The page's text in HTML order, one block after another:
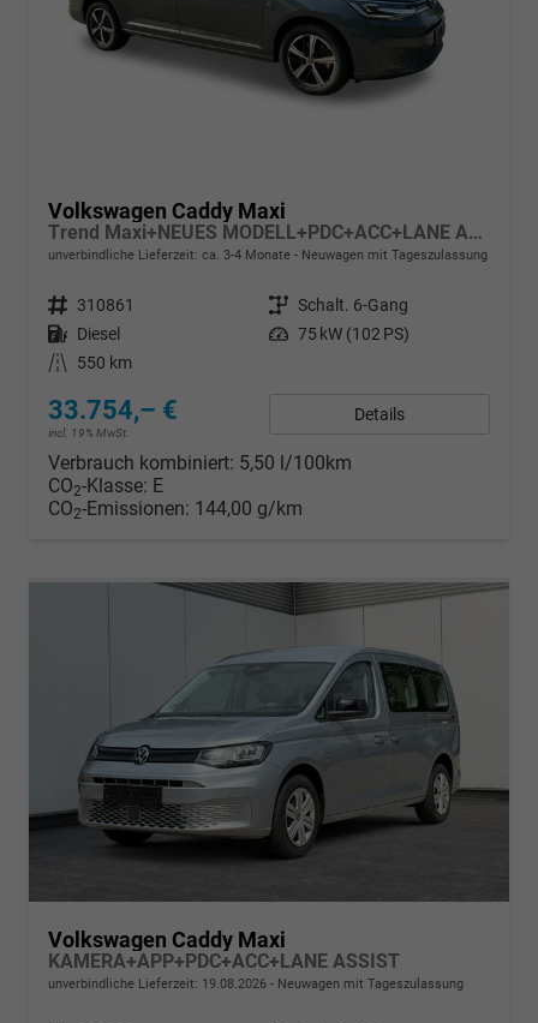
Volkswagen Caddy Maxi
Trend Maxi+NEUES MODELL+PDC+ACC+LANE ASSIST
unverbindliche Lieferzeit: ca. 3-4 Monate Neuwagen mit Tageszulassung
Fahrzeugnr. 310861 Getriebe Schalt. 6-Gang
Kraftstoff Diesel Leistung 75 kW (102 PS)
Kilometerstand
550 km
33.754,– €
incl. 19% MwSt.
Details
Verbrauch kombiniert: 5,50 l/100km
CO2-Klasse: E
CO2-Emissionen: 144,00 g/km
Volkswagen Caddy Maxi
KAMERA+APP+PDC+ACC+LANE ASSIST
unverbindliche Lieferzeit: 19.08.2026 Neuwagen mit Tageszulassung